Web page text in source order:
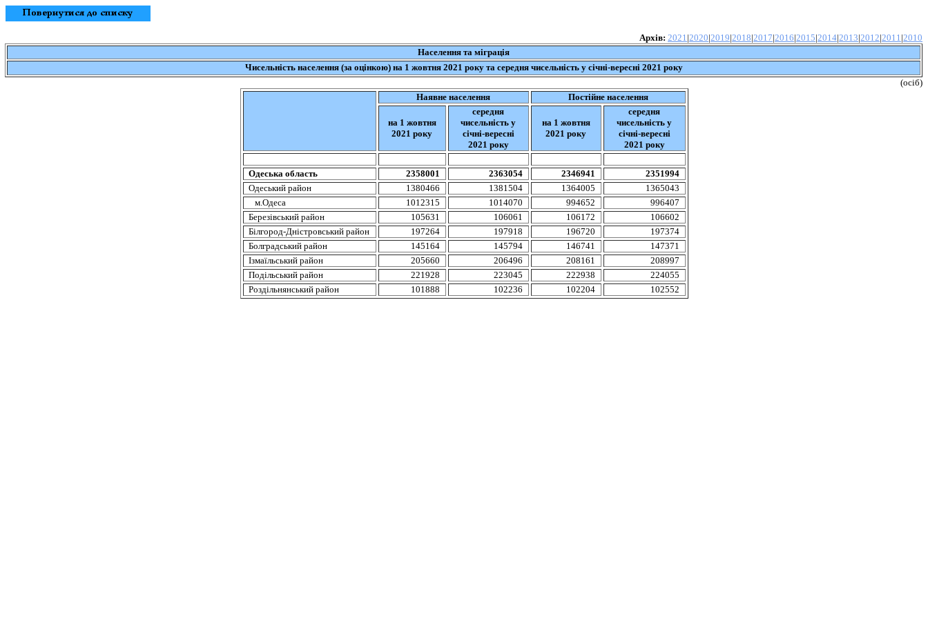
Архів: 2021|2020|2019|2018|2017|2016|2015|2014|2013|2012|2011|2010
Населення таміграція
Чисельність населення(за оцінкою) на 1 жовтня 2021 року та середня чисельність у січні-вересні 2021 року
(осіб)
Наявне населення Постійне населення
на1 жовтня
2021 року
середня
чисельність у
січні-вересні
2021 року
на1 жовтня
2021 року
середня
чисельність у
січні-вересні
2021 року
Одеська область 2358001 2363054 2346941
2351994
Одеський район
1380466 1381504 1364005
1365043
м.Одеса
1012315 1014070 994652
996407
Березівськийрайон 105631 106061 106172
106602
Білгород-Дністровськийрайон 197264 197918 196720
197374
Болградськийрайон 145164 145794 146741
147371
Ізмаїльськийрайон 205660 206496 208161
208997
Подільськийрайон 221928 223045 222938
224055
Роздільнянськийрайон 101888 102236 102204 102552